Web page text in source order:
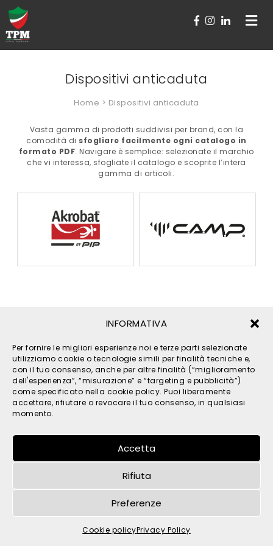
INFORMATIVA
Per fornire le migliori esperienze noi e terze parti selezionate
utilizziamo cookie o tecnologie simili per finalità tecniche e,
con il tuo consenso, anche per altre finalità (“miglioramento
dell'esperienza”, “misurazione” e “targeting e pubblicità”)
come specificato nella cookie policy. Puoi liberamente
accettare, rifiutare o revocare il tuo consenso, in qualsiasi
momento.
Accetta
Rifiuta
Preferenze
Cookie policyPrivacy Policy
Toggle
Dispositivi anticaduta
Home > Dispositivi anticaduta
Vasta gamma di prodotti suddivisi per brand, con la
comodità di sfogliare facilmente ogni catalogo in
formato PDF. Navigare è semplice: selezionate il marchio
che vi interessa, sfogliate il catalogo e scoprite l’intera
gamma di articoli.
© 2026 TPM s.r.l. - All Rights Reserved - C.F. e P. IVA
IT05121480262 -privacy -cookies- by